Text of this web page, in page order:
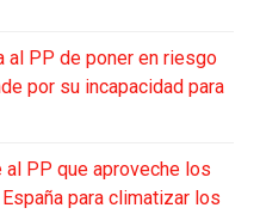
al PP de poner en riesgo
por su incapacidad para
al PP que aproveche los
para climatizar los